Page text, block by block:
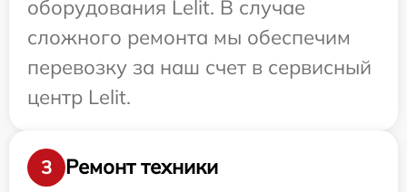
оборудования Lelit. В случае
сложного ремонта мы обеспечим
перевозку за наш счет в сервисный
центр Lelit.
3
Ремонт техники